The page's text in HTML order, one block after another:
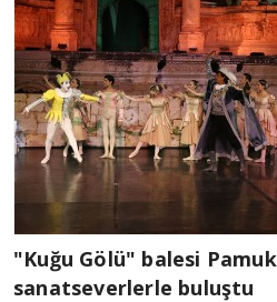
"Kuğu Gölü" balesi
sanatseverlerle buluştu